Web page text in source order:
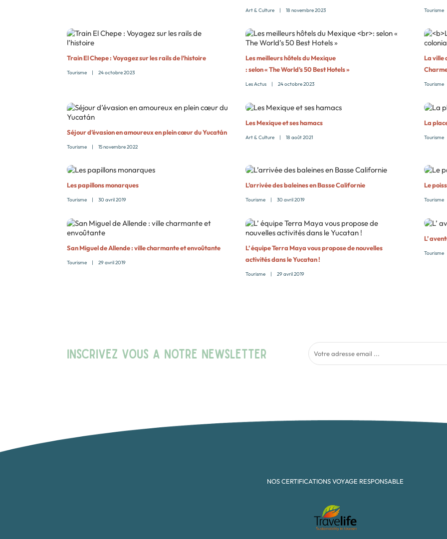
Art & Culture | 18 novembre 2023 Tourisme
Train El Chepe : Voyagez sur les rails de l’histoire
Tourisme | 24 octobre 2023
Les meilleurs hôtels du Mexique
: selon « The World’s 50 Best Hotels »
Les Actus | 24 octobre 2023
La ville
Tourisme
Séjour d’évasion en amoureux en plein cœur du Yucatán
Tourisme | 15 novembre 2022
Les Mexique et ses hamacs
Art & Culture | 18 août 2021
La
Tourisme
Les papillons monarques
Tourisme | 30 avril 2019
L’arrivée des baleines en Basse Californie
Tourisme | 30 avril 2019
Le
Tourisme
San Miguel de Allende : ville charmante et envoûtante
Tourisme | 29 avril 2019
L’ équipe Terra Maya vous propose de nouvelles
activités dans le Yucatan !
Tourisme | 29 avril 2019
L’
Tourisme
INSCRIVEZ VOUS A NOTRE NEWSLETTER
NOS CERTIFICATIONS VOYAGE RESPONSABLE